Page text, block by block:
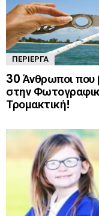
ΠΕΡΊΕΡΓΑ
30 Άνθρωποι που
στην
Τρομακτική!